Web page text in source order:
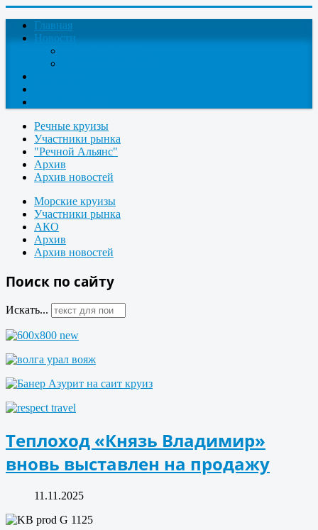
Главная
Новости
Речные круизы
Участники рынка
"Речной Альянс"
Архив
Архив новостей
Морские круизы
Участники рынка
АКО
Архив
Архив новостей
Поиск по сайту
Искать...
Теплоход «Князь Владимир»
вновь выставлен на продажу
11.11.2025